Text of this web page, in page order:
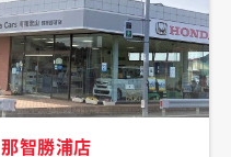
那智勝浦店